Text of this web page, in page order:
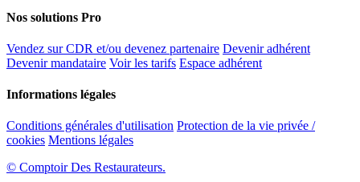
Nos solutions Pro
Vendez sur CDR et/ou devenez partenaire Devenir adhérent
Devenir mandataire Voir les tarifs Espace adhérent
Informations légales
Conditions générales d'utilisation Protection de la vie privée /
cookies Mentions légales
© Comptoir Des Restaurateurs.